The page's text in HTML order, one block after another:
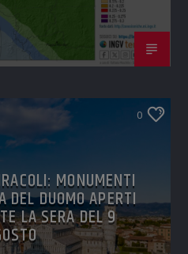
0
MONUMENTI
DEL DUOMO APERTI
LA SERA DEL 9